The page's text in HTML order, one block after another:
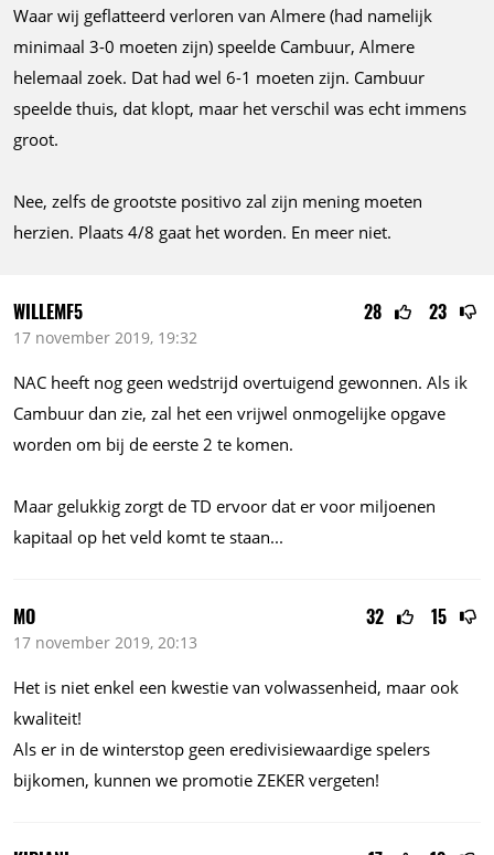
Waar wij geflatteerd verloren van Almere (had namelijk
minimaal 3-0 moeten zijn) speelde Cambuur, Almere
helemaal zoek. Dat had wel 6-1 moeten zijn. Cambuur
speelde thuis, dat klopt, maar het verschil was echt immens
groot.
Nee, zelfs de grootste positivo zal zijn mening moeten
herzien. Plaats 4/8 gaat het worden. En meer niet.
28 23
WILLEMF5
17 november 2019, 19:32
NAC heeft nog geen wedstrijd overtuigend gewonnen. Als ik
Cambuur dan zie, zal het een vrijwel onmogelijke opgave
worden om bij de eerste 2 te komen.
Maar gelukkig zorgt de TD ervoor dat er voor miljoenen
kapitaal op het veld komt te staan...
32 15
MO
17 november 2019, 20:13
Het is niet enkel een kwestie van volwassenheid, maar ook
kwaliteit!
Als er in de winterstop geen eredivisiewaardige spelers
bijkomen, kunnen we promotie ZEKER vergeten!